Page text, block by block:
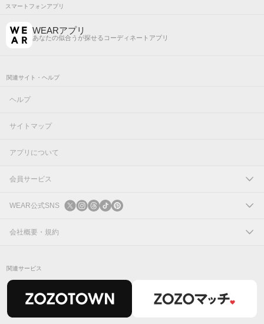
スマートフォンアプリ
WEARアプリ
あなたの似合うが探せるコーディネートアプリ
関連サイト・ヘルプ
ヘルプ
サイトマップ
アプリについて
会員サービス
ログイン
新規会員登録
WEAR公式SNS
X
会社概要・規約
関連サービス